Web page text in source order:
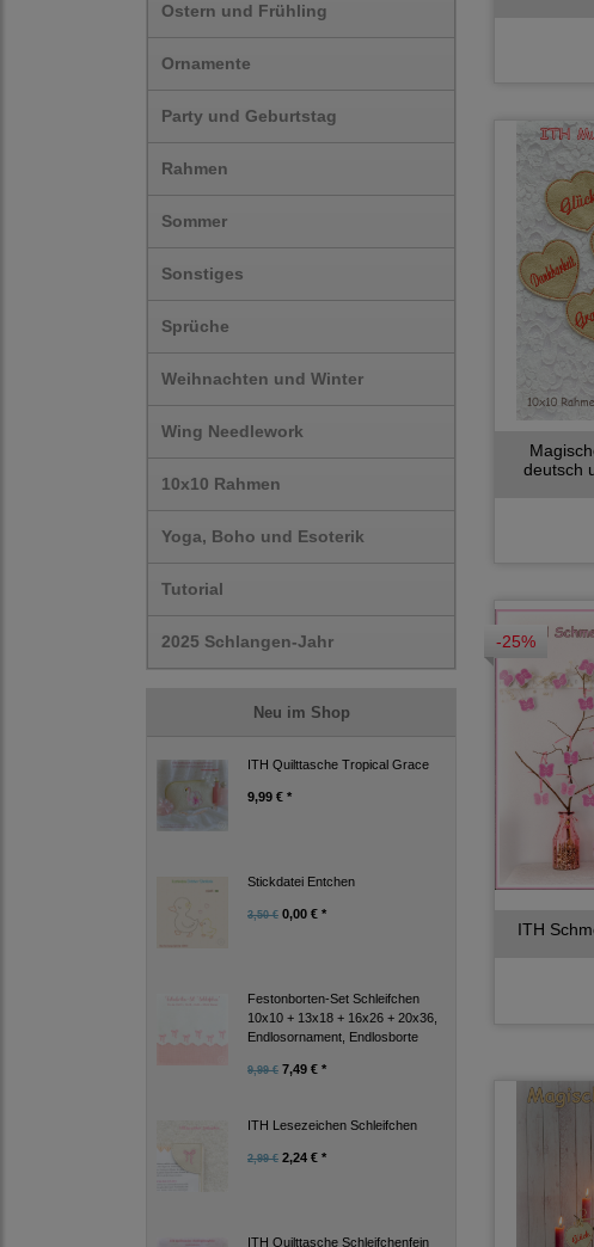
Ostern und Frühling
Ornamente
Party und Geburtstag
Rahmen
Sommer
Sonstiges
Sprüche
Weihnachten und Winter
Wing Needlework
10x10 Rahmen
Yoga, Boho und Esoterik
Tutorial
2025 Schlangen-Jahr
Neu im Shop
ITH Quilttasche Tropical Grace
9,99 € *
Stickdatei Entchen
3,50 € 0,00 € *
Festonborten-Set Schleifchen
10x10 + 13x18 + 16x26 + 20x36,
Endlosornament, Endlosborte
9,99 € 7,49 € *
ITH Lesezeichen Schleifchen
2,99 € 2,24 € *
ITH Quilttasche Schleifchenfein
deutsch
-25%
ITH